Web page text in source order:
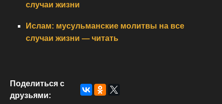
случаи жизни
Ислам: мусульманские молитвы на все
случаи жизни — читать
Поделиться с
друзьями: